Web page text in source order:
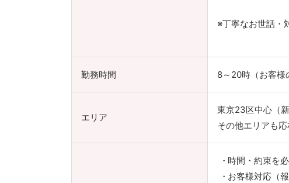
※丁寧なお世話・
勤務時間 8～20時（お客様
エリア
東京23区中心（
その他エリアも応
時間・約束を
お客様対応（